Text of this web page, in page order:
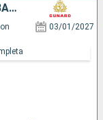
REINO UNIDO, ALEMANIA, PAISES BAJOS, BÉLGICA
03/01/2027